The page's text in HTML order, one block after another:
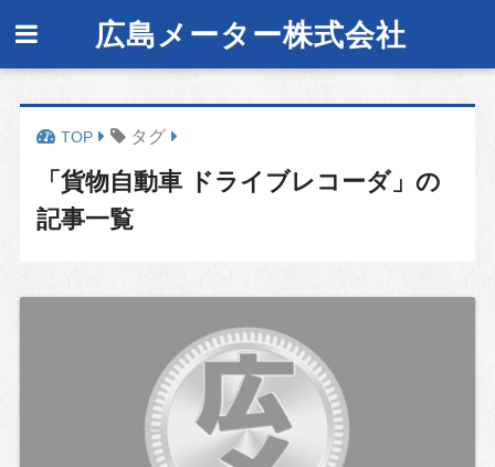
広島メーター株式会社
タグ
「貨物自動車 ドライブレコーダ」の
記事一覧